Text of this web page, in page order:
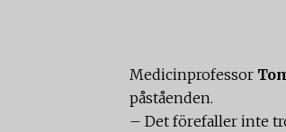
Medicinprofessor
påståenden.
– Det förefaller inte